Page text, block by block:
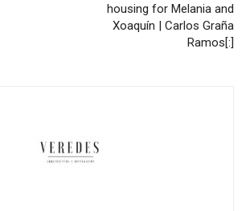
housing for Melania and
Xoaquín | Carlos Graña
Ramos[:]